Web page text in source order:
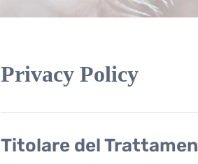
Privacy Policy
Titolare del